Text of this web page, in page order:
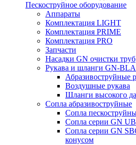
Пескоструйное оборудование
Аппараты
Комплектация LIGHT
Комплектация PRIME
Комплектация PRO
Запчасти
Насадки GN очистки труб
Рукава и шланги GN-
Абразивоструйные
Воздушные рукава
Шланги высокого
Сопла абразивоструйные
Сопла
Сопла серии GN
Сопла серии GN
конусом